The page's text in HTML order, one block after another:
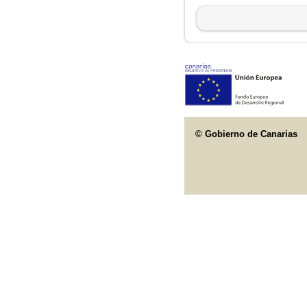
© Gobierno de Canarias